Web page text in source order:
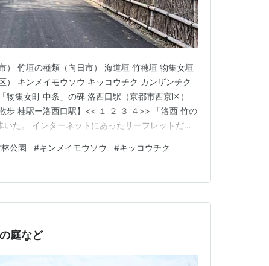
） 竹垣の種類（向日市） 海道垣 竹穂垣 物集女垣
） キンメイモウソウ キッコウチク カンザンチク
集女町 中条」の碑 洛西口駅（京都市西京区）
歩 桂駅ー洛西口駅】<< １ ２ ３ ４>> 「洛西 竹の
た。 インターネットにあったリーフレットだ
jurakudai/img…
公園 #キンメイモウソウ #キッコウチク
庭など